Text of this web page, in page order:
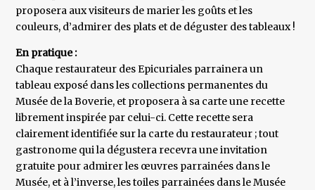
proposera aux visiteurs de marier les goûts et les
couleurs, d’admirer des plats et de déguster des tableaux !
En pratique :
Chaque restaurateur des Epicuriales parrainera un
tableau exposé dans les collections permanentes du
Musée de la Boverie, et proposera à sa carte une recette
librement inspirée par celui-ci. Cette recette sera
clairement identifiée sur la carte du restaurateur ; tout
gastronome qui la dégustera recevra une invitation
gratuite pour admirer les œuvres parrainées dans le
Musée, et à l’inverse, les toiles parrainées dans le Musée